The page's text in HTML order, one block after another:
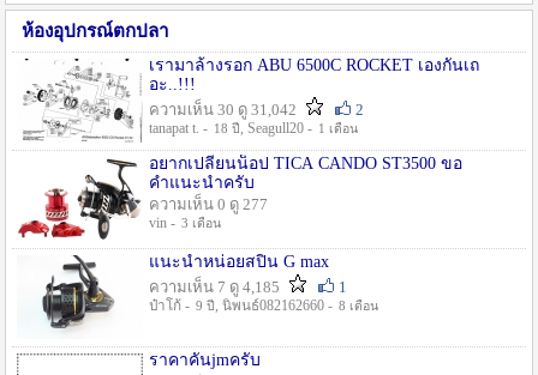
ห้องอุปกรณ์ตกปลา
เรามาล้างรอก ABU 6500C ROCKET เองกันเถ
อะ..!!!
ความเห็น 30 ดู 31,042
2
tanapat t. - 18 ปี , Seagull20 - 1 เดือน
อยากเปลี่ยนน็อป TICA CANDO ST3500 ขอ
คำแนะนำครับ
ความเห็น 0 ดู 277
vin - 3 เดือน
แนะนำหน่อยสปิน G max
ความเห็น 7 ดู 4,185
1
ป๋าโก้ - 9 ปี , นิพนธ์082162660 - 8 เดือน
ราคาคันjmครับ